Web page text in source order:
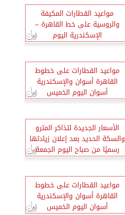
مواعيد القطارات المكيفة
والروسية على خط القاهرة –
الإسكندرية اليوم
مواعيد القطارات على خطوط
القاهرة أسوان والإسكندرية
أسوان اليوم الخميس
الأسعار الجديدة لتذاكر المترو
والسكة الحديد بعد إعلان زيادتها
رسميًا من صباح اليوم الجمعة
مواعيد القطارات على خطوط
القاهرة أسوان والإسكندرية
أسوان اليوم الخميس